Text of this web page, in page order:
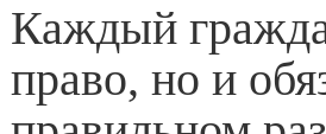
Каждый
право, но и